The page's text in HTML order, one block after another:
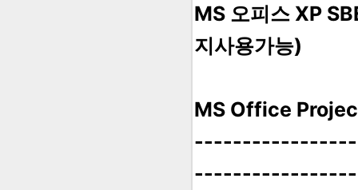
MS 오피스 XP
지사용가능)
MS Office
-----------------